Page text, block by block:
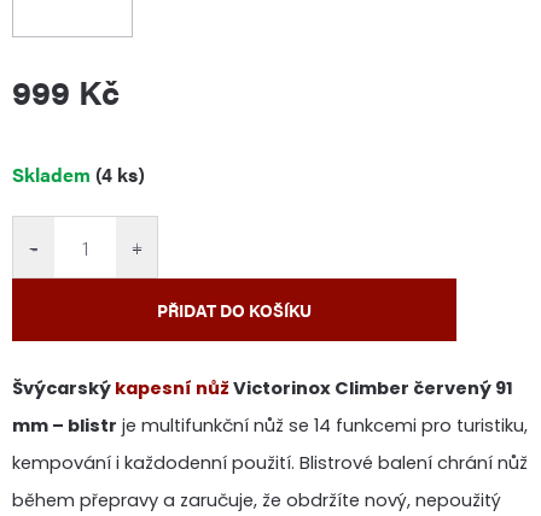
999 Kč
Měrná
Skladem (4 ks)
+
−
PŘIDAT DO KOŠÍKU
Švýcarský kapesní nůž Victorinox Climber červený 91
mm – blistr je multifunkční nůž se 14 funkcemi pro turistiku,
kempování i každodenní použití. Blistrové balení chrání nůž
během přepravy a zaručuje, že obdržíte nový, nepoužitý